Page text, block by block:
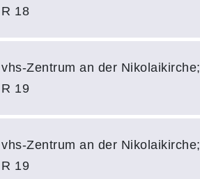
R 18
vhs-Zentrum an der Nikolaikirche;
R 19
vhs-Zentrum an der Nikolaikirche;
R 19